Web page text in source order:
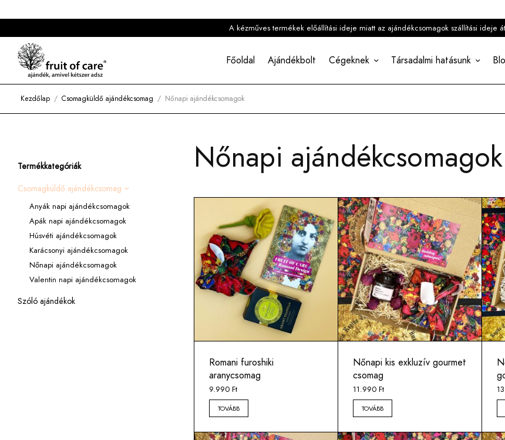
A kézműves termékek előállítási ideje miatt az ajándékcsomagok szállítási ideje
Főoldal Ajándékbolt Cégeknek Társadalmi hatásunk
Kezdőlap / Csomagküldő ajándékcsomag / Nőnapi ajándékcsomagok
Termékkategóriák
Csomagküldő ajándékcsomag
Anyák napi ajándékcsomagok
Apák napi ajándékcsomagok
Húsvéti ajándékcsomagok
Karácsonyi ajándékcsomagok
Nőnapi ajándékcsomagok
Valentin napi ajándékcsomagok
Szóló ajándékok
Nőnapi ajándékcsomagok
Romani furoshiki
aranycsomag
9.990 Ft
TOVÁBB
Nőnapi kis exkluzív gourmet
csomag
11.990 Ft
TOVÁBB